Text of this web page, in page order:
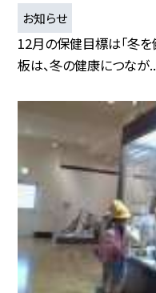
お知らせ
12月の保健目標は「冬を
板は、冬の健康につなが